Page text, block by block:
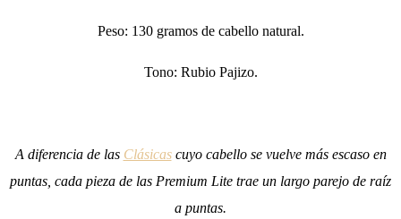
Peso: 130 gramos de cabello natural.
Tono: Rubio Pajizo.
A diferencia de las Clásicascuyo cabello se vuelve más escaso en
puntas, cada pieza de las Premium Lite trae un largo parejo de raíz
a puntas.